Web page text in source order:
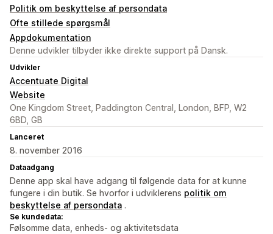
Politik om beskyttelse af persondata
Ofte stillede spørgsmål
Appdokumentation
Denne udvikler tilbyder ikke direkte support på Dansk.
Udvikler
Accentuate Digital
Website
One Kingdom Street, Paddington Central, London, BFP, W2
6BD, GB
Lanceret
8. november 2016
Dataadgang
Denne app skal have adgang til følgende data for at kunne
fungere i din butik. Se hvorfor i udviklerens politik om
beskyttelse af persondata .
Se kundedata:
Følsomme data, enheds- og aktivitetsdata